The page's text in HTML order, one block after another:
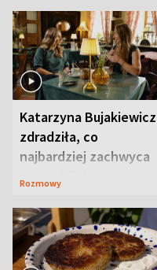
Katarzyna Bujakiewicz
zdradziła, co
najbardziej zachwyca
ją w Lublinie
Rozmowy